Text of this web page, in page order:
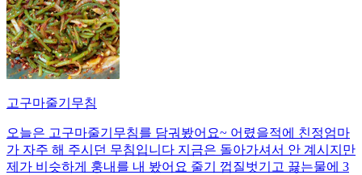
고구마줄기무침
오늘은 고구마줄기무침를 담궈봤어요~ 어렸을적에 친정엄마
가 자주 해 주시던 무침입니다 지금은 돌아가셔서 안 계시지만
제가 비슷하게 훙내를 내 봤어요 줄기 껍질벗기고 끓는물에 3